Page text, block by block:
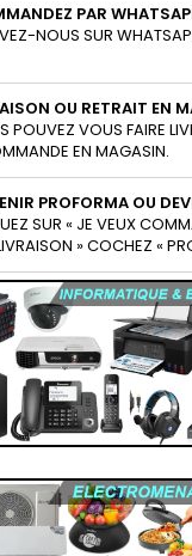
PAR
NOUS SUR
OU RETRAIT EN
POUVEZ VOUS FAIRE
EN MAGASIN.
PROFORMA OU
SUR « JE VEUX
» COCHEZ «